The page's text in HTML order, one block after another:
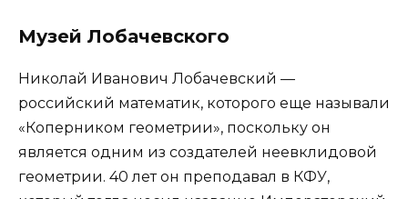
Музей Лобачевского
Николай Иванович Лобачевский —
российский математик, которого еще называли
«Коперником геометрии», поскольку он
является одним из создателей неевклидовой
геометрии. 40 лет он преподавал в КФУ,